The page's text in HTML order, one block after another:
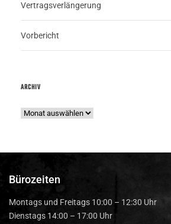
Vertragsverlängerung
Vorbericht
ARCHIV
Bürozeiten
Montags und Freitags 10:00 – 12:30 Uhr
Dienstags 14:00 – 17:00 Uhr